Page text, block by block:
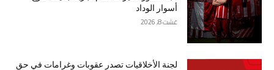
أسوار الوداد
غشت 8, 2026
لجنة الأخلاقيات تصدر عقوبات وغرامات في حق